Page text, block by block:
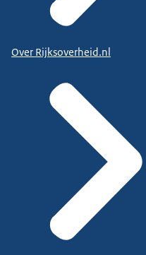
Over Rijksoverheid.nl